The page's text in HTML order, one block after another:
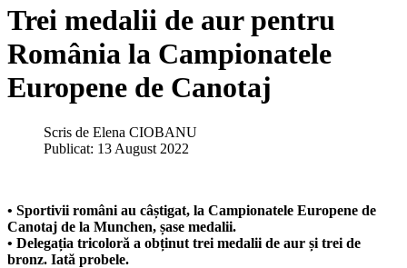
Trei medalii de aur pentru
România la Campionatele
Europene de Canotaj
Scris de Elena CIOBANU
Publicat: 13 August 2022
• Sportivii români au câștigat, la Campionatele Europene de
Canotaj de la Munchen, șase medalii.
• Delegația tricoloră a obținut trei medalii de aur și trei de
bronz. Iată probele.